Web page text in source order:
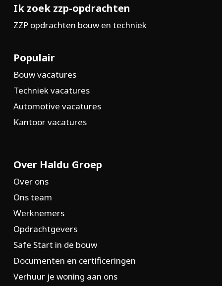
Ik zoek zzp-opdrachten
ZZP opdrachten bouw en techniek
Populair
Bouw vacatures
Techniek vacatures
Automotive vacatures
Kantoor vacatures
Over Haldu Groep
Over ons
Ons team
Werknemers
Opdrachtgevers
Safe Start in de bouw
Documenten en certificeringen
Verhuur je woning aan ons